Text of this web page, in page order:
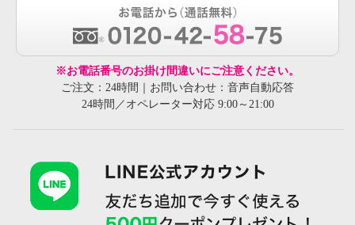
※お電話番号のお掛け間違いにご注意ください。
ご注文：24時間｜お問い合わせ：音声自動応答
24時間／オペレーター対応 9:00～21:00